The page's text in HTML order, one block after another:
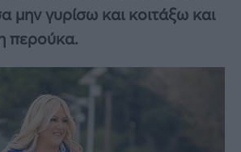
μην γυρίσω και κοιτάξω και
περούκα.